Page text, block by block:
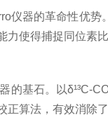
器的革命性优势
力使得捕捉同位素
基石。以δ¹³C-
正算法，有效消除